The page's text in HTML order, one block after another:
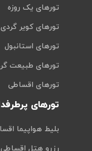
تورهای یک روزه
تورهای کویر گردی
تورهای استانبول
تورهای طبیعت
تورهای اقساطی
تورهای
بلیط هواپیما
رزرو هتل اقساطی